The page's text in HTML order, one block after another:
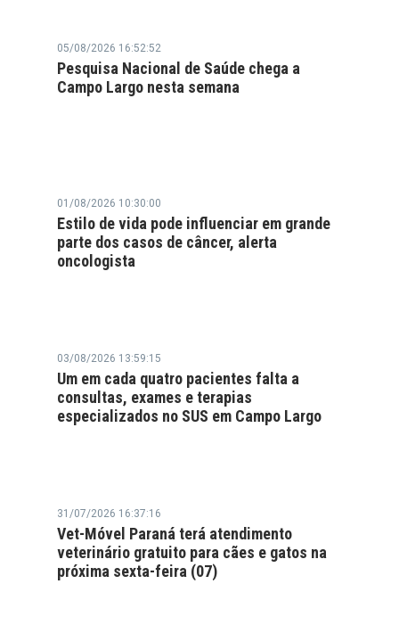
05/08/2026 16:52:52
Pesquisa Nacional de Saúde chega a
Campo Largo nesta semana
01/08/2026 10:30:00
Estilo de vida pode influenciar em grande
parte dos casos de câncer, alerta
oncologista
03/08/2026 13:59:15
Um em cada quatro pacientes falta a
consultas, exames e terapias
especializados no SUS em Campo Largo
31/07/2026 16:37:16
Vet-Móvel Paraná terá atendimento
veterinário gratuito para cães e gatos na
próxima sexta-feira (07)